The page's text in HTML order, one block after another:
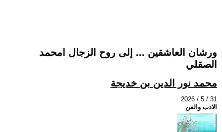
ورشان العاشقين ... إلى روح الزجال امحمد
الصقلي
محمد نور الدين بن خديجة
2026 / 5 / 31
الادب والفن